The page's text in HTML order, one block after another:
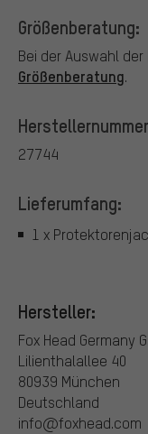
Größenberatung:
Bei der Auswahl
Größenberatung.
27744
Lieferumfang:
1 x
Hersteller:
Fox Head Germany
Lilienthalallee 40
80939 München
Deutschland
info@foxhead.com